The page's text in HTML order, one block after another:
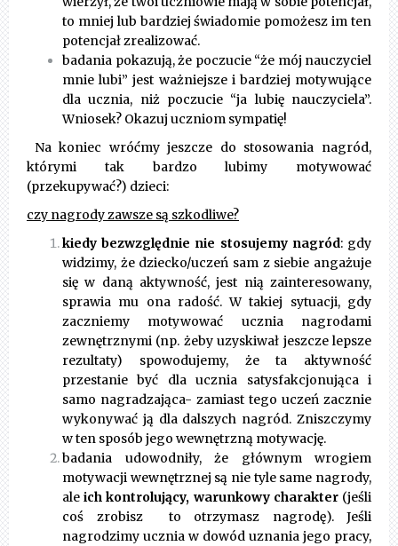
to mniej lub bardziej świadomie pomożesz im ten
potencjał zrealizować.
badania pokazują, że poczucie “że mój nauczyciel
mnie lubi” jest ważniejsze i bardziej motywujące
dla ucznia, niż poczucie “ja lubię nauczyciela”.
Wniosek? Okazuj uczniom sympatię!
Na koniec wróćmy jeszcze do stosowania nagród,
którymi tak bardzo lubimy motywować
(przekupywać?) dzieci:
czy nagrody zawsze są szkodliwe?
kiedy bezwzględnie nie stosujemy nagród: gdy
widzimy, że dziecko/uczeń sam z siebie angażuje
się w daną aktywność, jest nią zainteresowany,
sprawia mu ona radość. W takiej sytuacji, gdy
zaczniemy motywować ucznia nagrodami
zewnętrznymi (np. żeby uzyskiwał jeszcze lepsze
rezultaty) spowodujemy, że ta aktywność
przestanie być dla ucznia satysfakcjonująca i
samo nagradzająca- zamiast tego uczeń zacznie
wykonywać ją dla dalszych nagród. Zniszczymy
w ten sposób jego wewnętrzną motywację.
badania udowodniły, że głównym wrogiem
motywacji wewnętrznej są nie tyle same nagrody,
aleich kontrolujący, warunkowy charakter(jeśli
coś zrobisz to otrzymasz nagrodę). Jeśli
nagrodzimy ucznia w dowód uznania jego pracy,